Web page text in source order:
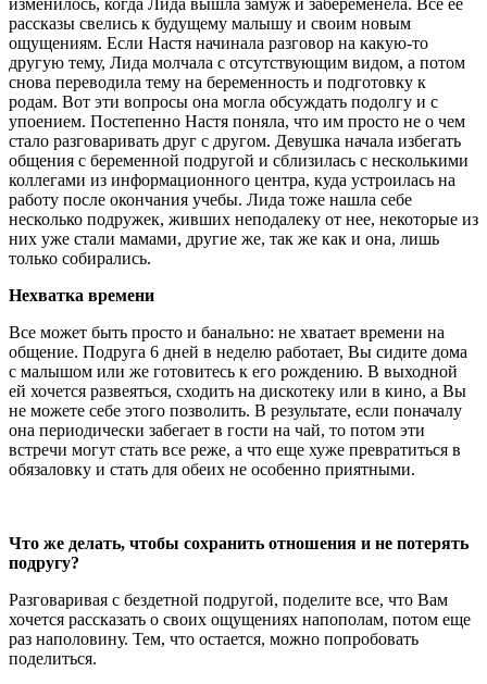
рассказы свелись к будущему малышу и своим новым
ощущениям. Если Настя начинала разговор на какую-то
другую тему, Лида молчала с отсутствующим видом, а потом
снова переводила тему на беременность и подготовку к
родам. Вот эти вопросы она могла обсуждать подолгу и с
упоением. Постепенно Настя поняла, что им просто не о чем
стало разговаривать друг с другом. Девушка начала избегать
общения с беременной подругой и сблизилась с несколькими
коллегами из информационного центра, куда устроилась на
работу после окончания учебы. Лида тоже нашла себе
несколько подружек, живших неподалеку от нее, некоторые из
них уже стали мамами, другие же, так же как и она, лишь
только собирались.
Нехватка времени
Все может быть просто и банально: не хватает времени на
общение. Подруга 6 дней в неделю работает, Вы сидите дома
с малышом или же готовитесь к его рождению. В выходной
ей хочется развеяться, сходить на дискотеку или в кино, а Вы
не можете себе этого позволить. В результате, если поначалу
она периодически забегает в гости на чай, то потом эти
встречи могут стать все реже, а что еще хуже превратиться в
обязаловку и стать для обеих не особенно приятными.
Что же делать, чтобы сохранить отношения и не потерять
подругу?
Разговаривая с бездетной подругой, поделите все, что Вам
хочется рассказать о своих ощущениях напополам, потом еще
раз наполовину. Тем, что остается, можно попробовать
поделиться.